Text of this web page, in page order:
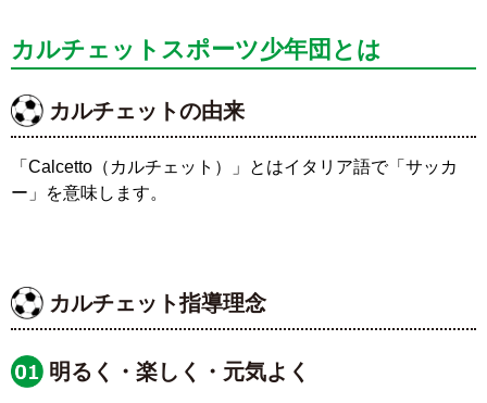
カルチェットスポーツ少年団とは
カルチェットの由来
「Calcetto（カルチェット）」とはイタリア語で「サッカ
ー」を意味します。
カルチェット指導理念
明るく・楽しく・元気よく